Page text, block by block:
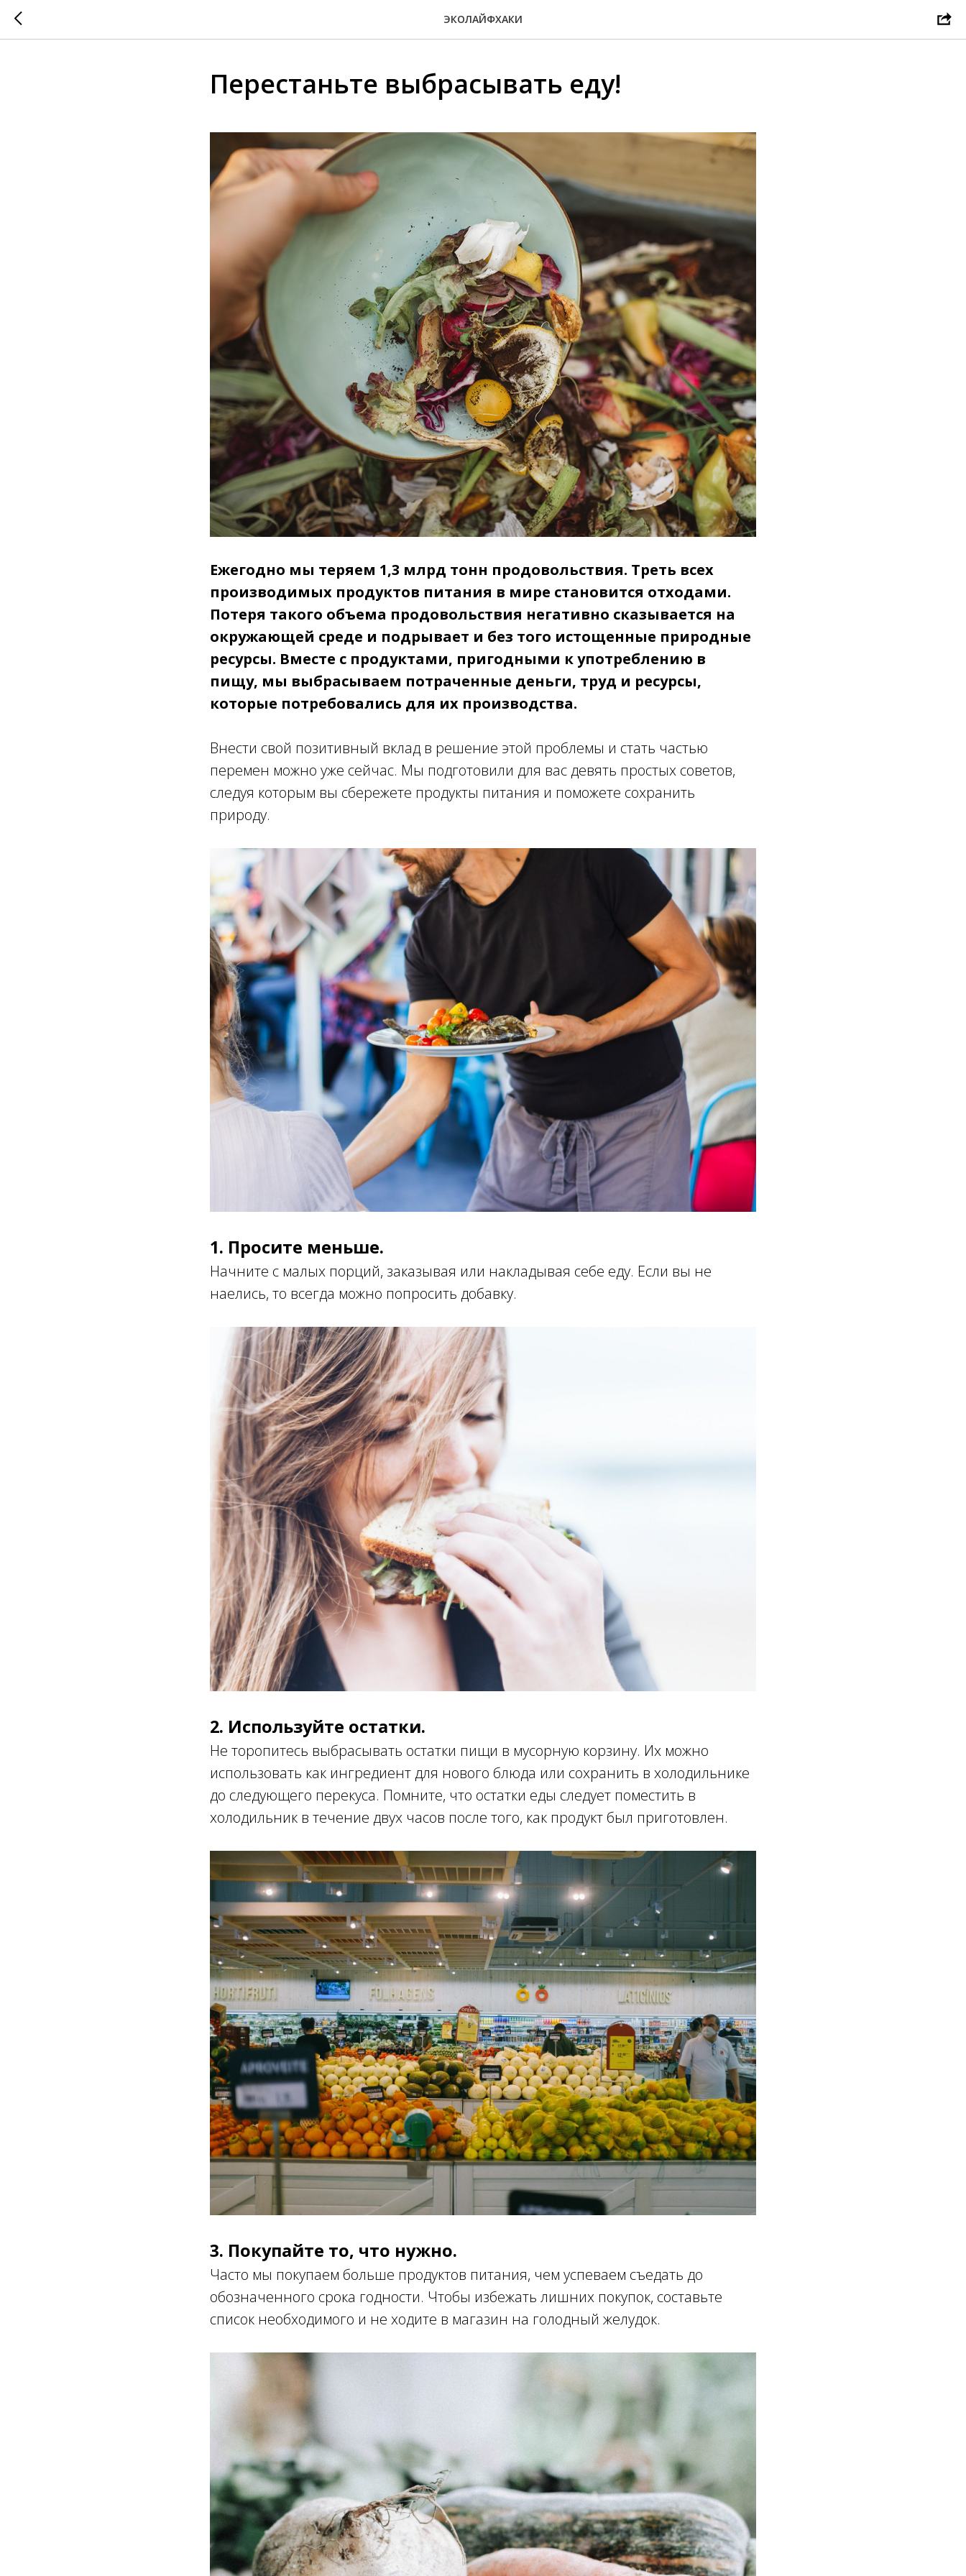
ЭКОЛАЙФХАКИ
Перестаньте выбрасывать еду!
Ежегодно мы теряем 1,3 млрд тонн продовольствия. Треть всех
производимых продуктов питания в мире становится отходами.
Потеря такого объема продовольствия негативно сказывается на
окружающей среде и подрывает и без того истощенные природные
ресурсы. Вместе с продуктами, пригодными к употреблению в
пищу, мы выбрасываем потраченные деньги, труд и ресурсы,
которые потребовались для их производства.
Внести свой позитивный вклад в решение этой проблемы и стать частью
перемен можно уже сейчас. Мы подготовили для вас девять простых советов,
следуя которым вы сбережете продукты питания и поможете сохранить
природу.
1. Просите меньше.
Начните с малых порций, заказывая или накладывая себе еду. Если вы не
наелись, то всегда можно попросить добавку.
2. Используйте остатки.
Не торопитесь выбрасывать остатки пищи в мусорную корзину. Их можно
использовать как ингредиент для нового блюда или сохранить в холодильнике
до следующего перекуса. Помните, что остатки еды следует поместить в
холодильник в течение двух часов после того, как продукт был приготовлен.
3. Покупайте то, что нужно.
Часто мы покупаем больше продуктов питания, чем успеваем съедать до
обозначенного срока годности. Чтобы избежать лишних покупок, составьте
список необходимого и не ходите в магазин на голодный желудок.